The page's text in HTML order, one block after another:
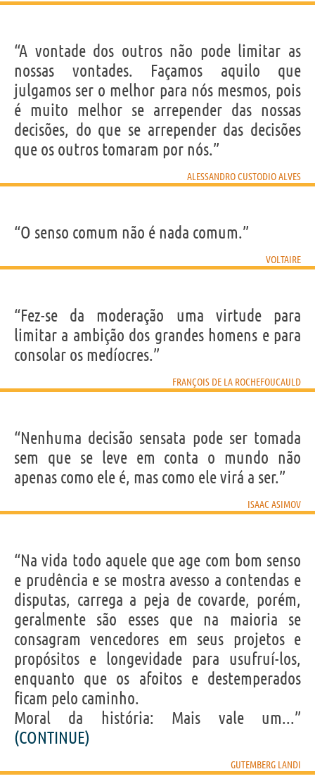
“A vontade dos outros não pode limitar as
nossas vontades. Façamos aquilo que
julgamos ser o melhor para nós mesmos, pois
é muito melhor se arrepender das nossas
decisões, do que se arrepender das decisões
que os outros tomaram por nós.”
ALESSANDRO CUSTODIO ALVES
“O senso comum não é nada comum.”
VOLTAIRE
“Fez-se da moderação uma virtude para
limitar a ambição dos grandes homens e para
consolar os medíocres.”
FRANÇOIS DE LA ROCHEFOUCAULD
“Nenhuma decisão sensata pode ser tomada
sem que se leve em conta o mundo não
apenas como ele é, mas como ele virá a ser.”
ISAAC ASIMOV
“Na vida todo aquele que age com bom senso
e prudência e se mostra avesso a contendas e
disputas, carrega a peja de covarde, porém,
geralmente são esses que na maioria se
consagram vencedores em seus projetos e
propósitos e longevidade para usufruí-los,
enquanto que os afoitos e destemperados
ficam pelo caminho.
Moral da história: Mais vale um...”
(CONTINUE)
GUTEMBERG LANDI